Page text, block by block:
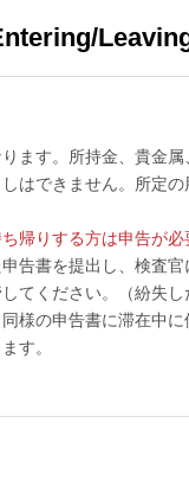
ます。所持金、貴金
はできません。所定
帰りする方は申告が必
告書を提出し、検査
てください。（紛失
様の申告書に滞在中
す。